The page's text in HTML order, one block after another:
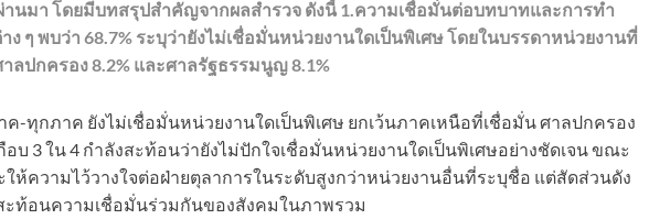
านมา โดยมีบทสรุปสำคัญจากผลสำรวจ ดังนี้ 1.ความเชื่อมั่นต่อบทบาทและการทำ
ๆ พบว่า 68.7% ระบุว่ายังไม่เชื่อมั่นหน่วยงานใดเป็นพิเศษ โดยในบรรดาหน่วยงานที่
ลปกครอง 8.2% และศาลรัฐธรรมนูญ 8.1%
-ทุกภาค ยังไม่เชื่อมั่นหน่วยงานใดเป็นพิเศษ ยกเว้นภาคเหนือที่เชื่อมั่น ศาลปกครอง
อบ 3 ใน 4 กำลังสะท้อนว่ายังไม่ปักใจเชื่อมั่นหน่วยงานใดเป็นพิเศษอย่างชัดเจน ขณะ
ห้ความไว้วางใจต่อฝ่ายตุลาการในระดับสูงกว่าหน่วยงานอื่นที่ระบุชื่อ แต่สัดส่วนดัง
ะท้อนความเชื่อมั่นร่วมกันของสังคมในภาพรวม